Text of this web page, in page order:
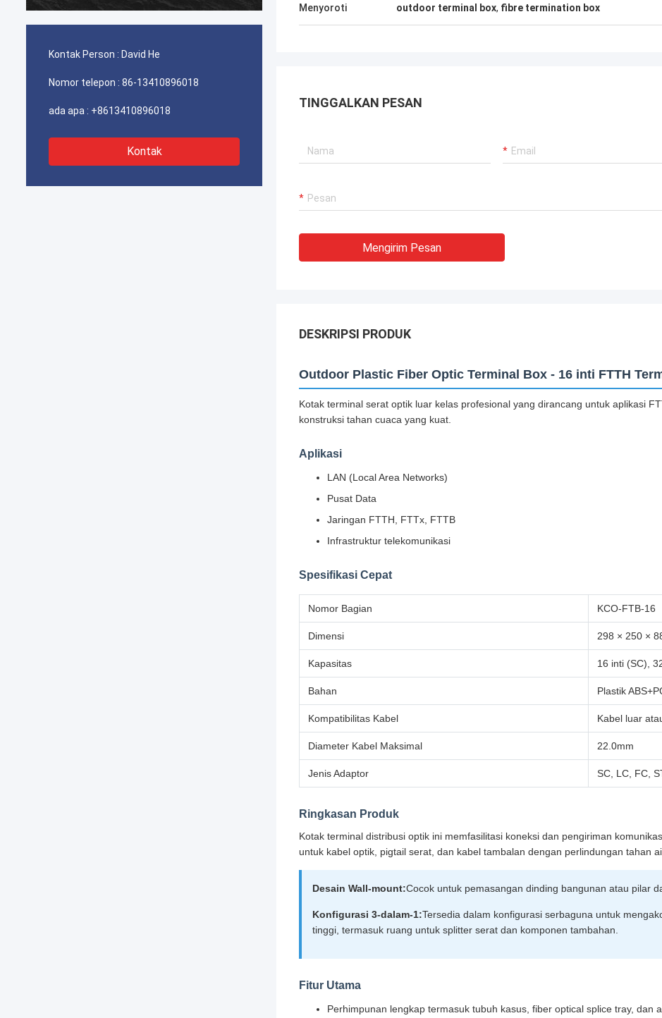
distribusi, penutup sambungan, dan
Kontak Person : David He
Nomor telepon : 86-13410896018
ada apa : +8613410896018
Kontak
Menyoroti outdoor terminal box, fibre termination box
TINGGALKAN PESAN
Mengirim Pesan
DESKRIPSI PRODUK
Outdoor Plastic Fiber Optic Terminal Box - 16 inti FTTH
Kotak terminal serat optik luar kelas profesional yang dirancang untuk aplikasi
konstruksi tahan cuaca yang kuat.
Aplikasi
LAN (Local Area Networks)
Pusat Data
Jaringan FTTH, FTTx, FTTB
Infrastruktur telekomunikasi
Spesifikasi Cepat
Nomor Bagian KCO-FTB-16
Dimensi 298 × 250 ×
Kapasitas 16 inti (SC),
Bahan Plastik
Kompatibilitas Kabel Kabel luar
Diameter Kabel Maksimal 22.0mm
Jenis Adaptor SC, LC, FC,
Ringkasan Produk
Kotak terminal distribusi optik ini memfasilitasi koneksi dan pengiriman
untuk kabel optik, pigtail serat, dan kabel tambalan dengan perlindungan tahan
Desain Wall-mount:Cocok untuk pemasangan dinding bangunan atau pilar
Konfigurasi 3-dalam-1:Tersedia dalam konfigurasi serbaguna untuk
tinggi, termasuk ruang untuk splitter serat dan komponen tambahan.
Fitur Utama
Perhimpunan lengkap termasuk tubuh kasus, fiber optical splice tray, dan